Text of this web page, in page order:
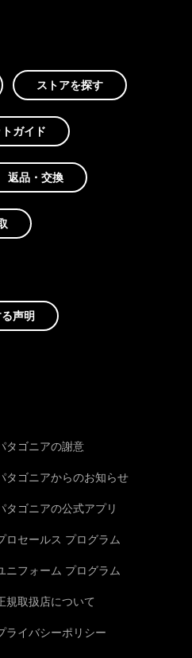
ストアを探す
ガイド
返品・交換
声明
タゴニアの謝意
タゴニアからのお知らせ
タゴニアの公式アプリ
ロセールス プログラム
ニフォーム プログラム
規取扱店について
ライバシーポリシー